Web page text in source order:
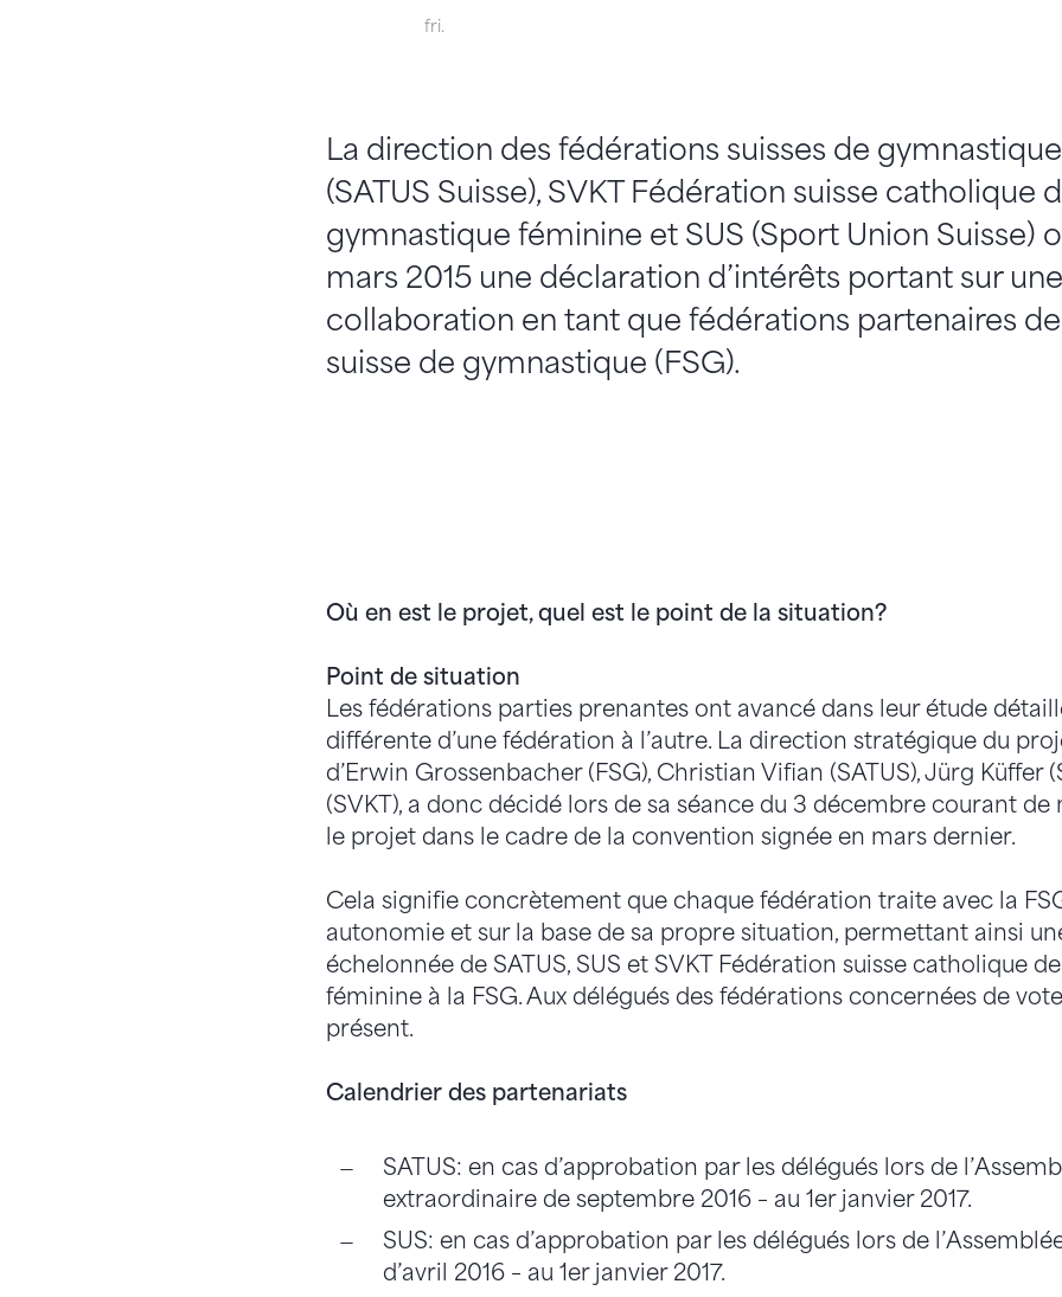
fri.
La direction des fédérations suisses de gymnastique
(SATUS Suisse), SVKT Fédération suisse catholique
gymnastique féminine et SUS (Sport Union Suisse)
mars 2015 une déclaration d’intérêts portant sur
collaboration en tant que fédérations partenaires
suisse de gymnastique (FSG).
Où en est le projet, quel est le point de la situation?
Point de situation
Les fédérations parties prenantes ont avancé dans leur étude
différente d’une fédération à l’autre. La direction stratégique du
d’Erwin Grossenbacher (FSG), Christian Vifian (SATUS), Jürg Küffer
(SVKT), a donc décidé lors de sa séance du 3 décembre courant de
le projet dans le cadre de la convention signée en mars dernier.
Cela signifie concrètement que chaque fédération traite avec la
autonomie et sur la base de sa propre situation, permettant ainsi
échelonnée de SATUS, SUS et SVKT Fédération suisse catholique
féminine à la FSG. Aux délégués des fédérations concernées de
présent.
Calendrier des partenariats
SATUS: en cas d’approbation par les délégués lors de
extraordinaire de septembre 2016 – au 1er janvier 2017.
SUS: en cas d’approbation par les délégués lors de
d’avril 2016 – au 1er janvier 2017.